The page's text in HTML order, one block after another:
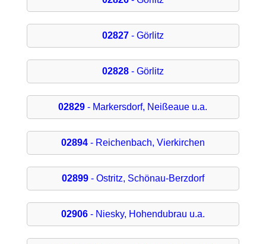
02827- Görlitz
02828- Görlitz
02829 - Markersdorf, Neißeaue u.a.
02894- Reichenbach, Vierkirchen
02899- Ostritz, Schönau-Berzdorf
02906- Niesky, Hohendubrau u.a.